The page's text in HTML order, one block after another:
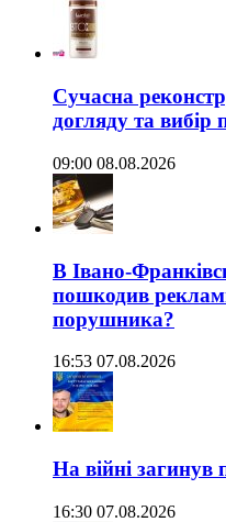
Сучасна
догляду та вибір
09:00 08.08.2026
В Івано-
пошкодив
порушника?
16:53 07.08.2026
На війні
16:30 07.08.2026